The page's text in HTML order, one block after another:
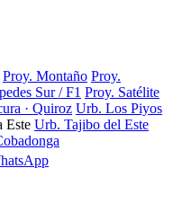
Proy. Montaño Proy.
Sur / F1 Proy. Satélite
· Quiroz Urb. Los Piyos
Este Urb. Tajibo del Este